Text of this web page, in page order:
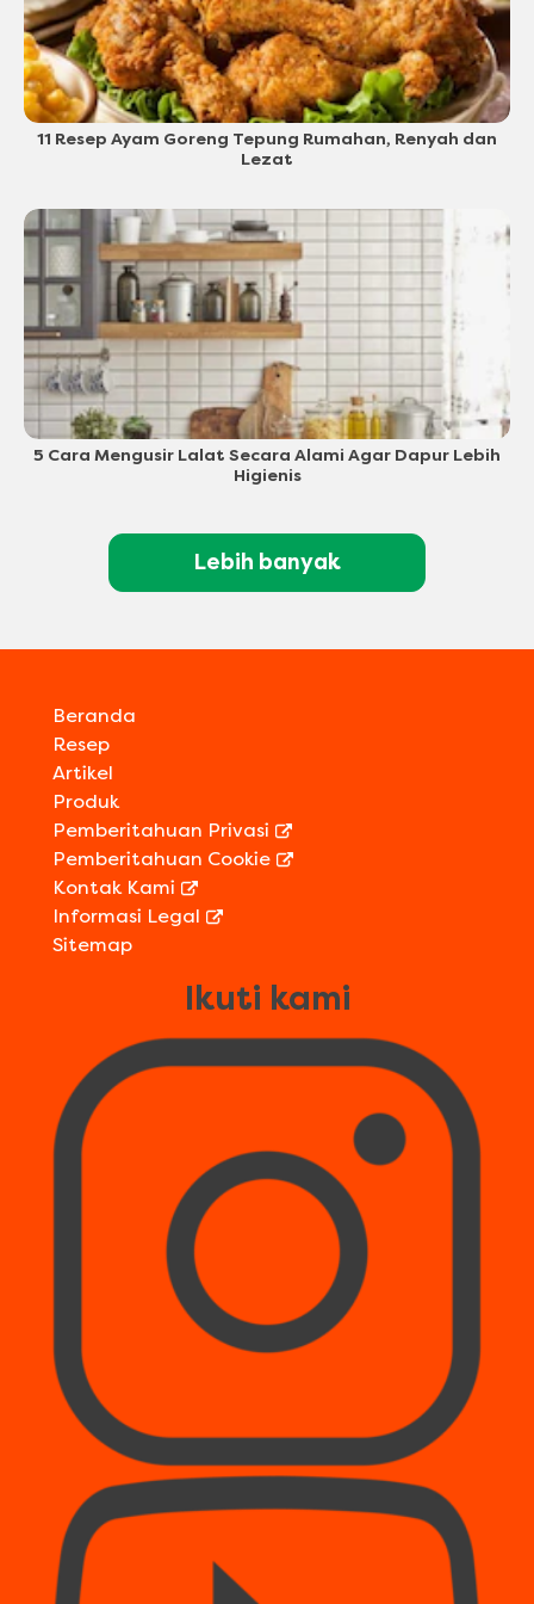
11 Resep Ayam Goreng Tepung Rumahan, Renyah dan
Lezat
5 Cara Mengusir Lalat Secara Alami Agar Dapur Lebih
Higienis
Lebih banyak
Beranda
Resep
Artikel
Produk
Pemberitahuan Privasi
Pemberitahuan Cookie
Kontak Kami
Informasi Legal
Sitemap
Ikuti kami